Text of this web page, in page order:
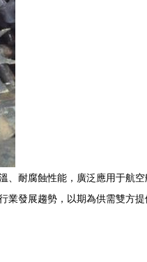
耐腐蝕性能，廣泛應用于航空
發展趨勢，以期為供需雙方提